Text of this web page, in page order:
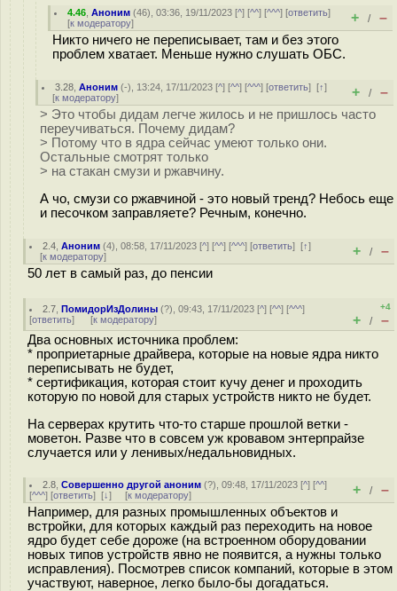
4.46 ,Аноним (46), 03:36, 19/11/2023 [^] [^^] [^^^] [ответить]
[к модератору] + / –
Никто ничего не переписывает, там и без этого
проблем хватает. Меньше нужно слушать ОБС.
3.28 ,Аноним (-), 13:24, 17/11/2023 [^] [^^] [^^^] [ответить][↑]
[к модератору] + / –
> Это чтобы дидам легче жилось и не пришлось часто
переучиваться. Почему дидам?
> Потому что в ядра сейчас умеют только они.
Остальные смотрят только
> на стакан смузи и ржавчину.
А чо, смузи со ржавчиной - это новый тренд? Небось еще
и песочком заправляете? Речным, конечно.
2.4 ,Аноним (4), 08:58, 17/11/2023 [^] [^^] [^^^] [ответить][↑]
[к модератору] + / –
50 лет в самый раз, до пенсии
2.7 ,ПомидорИзДолины (?), 09:43, 17/11/2023 [^] [^^] [^^^]
[ответить] [к модератору]
+4
+ / –
Два основных источника проблем:
* проприетарные драйвера, которые на новые ядра никто
переписывать не будет,
* сертификация, которая стоит кучу денег и проходить
которую по новой для старых устройств никто не будет.
На серверах крутить что-то старше прошлой ветки -
моветон. Разве что в совсем уж кровавом энтерпрайзе
случается или у ленивых/недальновидных.
2.8 ,Совершенно другой аноним (?), 09:48, 17/11/2023 [^] [^^]
[^^^] [ответить] [↓] [к модератору] + / –
Например, для разных промышленных объектов и
встройки, для которых каждый раз переходить на новое
ядро будет себе дороже (на встроенном оборудовании
новых типов устройств явно не появится, а нужны только
исправления). Посмотрев список компаний, которые в этом
участвуют, наверное, легко было-бы догадаться.